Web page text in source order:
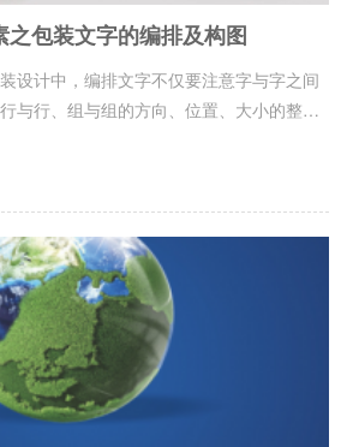
包装文字的编排及构图
设计中，编排文字不仅要注意字与字之间
与行、组与组的方向、位置、大小的整体
积、色彩明度、纯度、冷暖处理上占据优
能太多、太乱。编排文字时，要从上到
组合的过程。众多组合的过程。众多要素
色彩、分量、强弱等各个方面的关系是复
响视觉效